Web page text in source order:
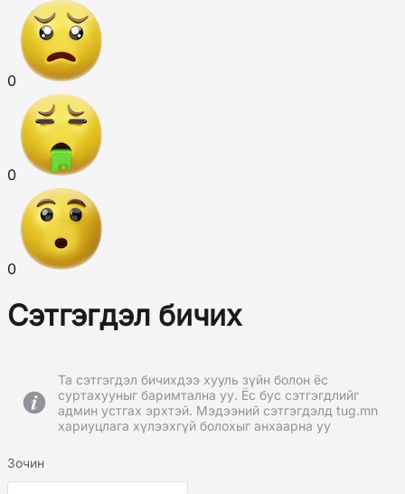
0
0
0
Сэтгэгдэл бичих
Та сэтгэгдэл бичихдээ хууль зүйн болон ёс
суртахууныг баримтална уу. Ёс бус сэтгэгдлийг
админ устгах эрхтэй. Мэдээний сэтгэгдэлд tug.mn
хариуцлага хүлээхгүй болохыг анхаарна уу
Зочин